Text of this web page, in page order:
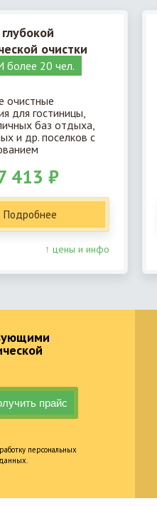
очистки
20 чел.
очистные
для гостиницы,
баз отдыха,
и др. поселков с
413 ₽
Подробнее
↑ цены и инфо
персональных